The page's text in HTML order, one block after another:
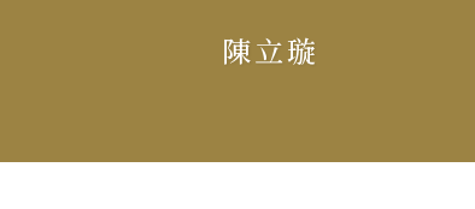
陳立璇